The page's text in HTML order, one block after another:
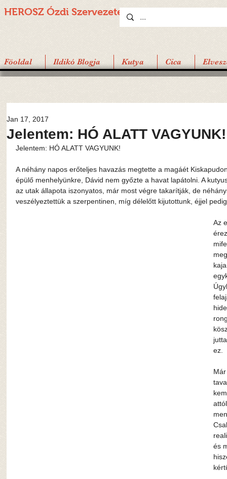
HEROSZ Ózdi Szervezete
Föoldal Ildikó Blogja Kutya Cica
Jelentem: HÓ ALATT VAGYUNK!
Jan 17, 2017
Jelentem: HÓ ALATT VAGYUNK!
A néhány napos erőteljes havazás megtette a magáét
épülő menhelyünkre, Dávid nem győzte a havat lapátolni. A
az utak állapota iszonyatos, már most végre takarítják, de
veszélyeztettük a szerpentinen, míg délelőtt kijutottunk, éjjel
Az
ez.
és